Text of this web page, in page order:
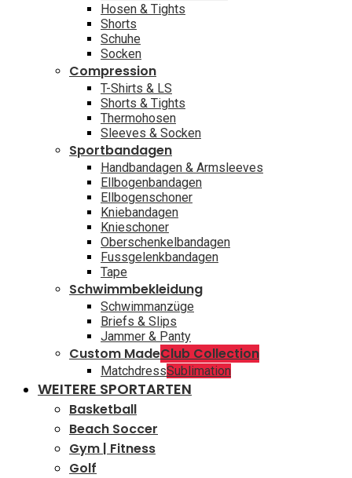
Hosen & Tights
Shorts
Schuhe
Socken
Compression
T-Shirts & LS
Shorts & Tights
Thermohosen
Sleeves & Socken
Sportbandagen
Handbandagen & Armsleeves
Ellbogenbandagen
Ellbogenschoner
Kniebandagen
Knieschoner
Oberschenkelbandagen
Fussgelenkbandagen
Tape
Schwimmbekleidung
Schwimmanzüge
Briefs & Slips
Jammer & Panty
Custom MadeClub Collection
MatchdressSublimation
WEITERE SPORTARTEN
Basketball
Beach Soccer
Gym | Fitness
Golf